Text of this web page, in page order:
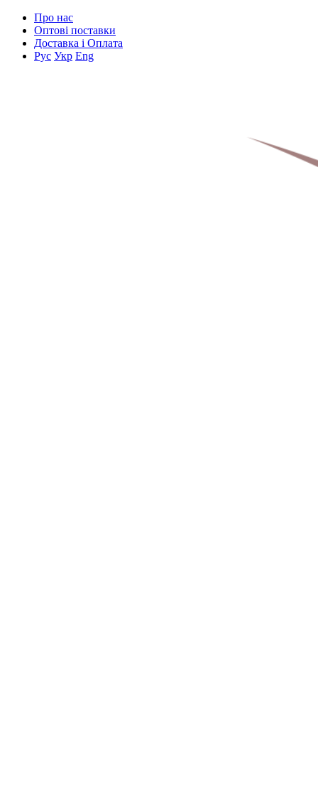
Про нас
Оптові поставки
Доставка і Оплата
Рус Укр Eng